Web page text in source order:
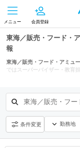
メニュー 会員登録
東海／販売・フード・
報
東海／販売・フード・アミュ
ではスーパーバイザー・教育
もあなたにぴったりの求人を
東海／販売・フー
条件変更 勤務地